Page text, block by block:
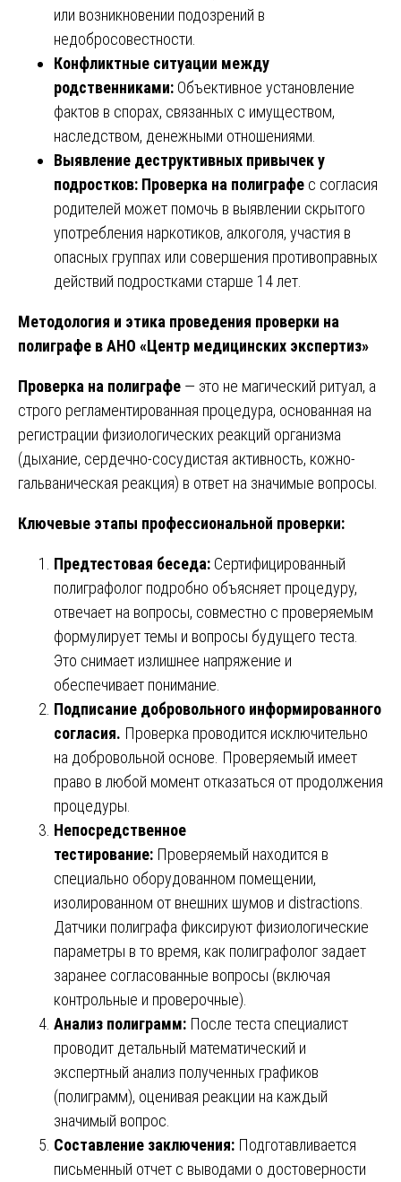
или возникновении подозрений в
недобросовестности.
Конфликтные ситуации между
родственниками: Объективное установление
фактов в спорах, связанных с имуществом,
наследством, денежными отношениями.
Выявление деструктивных привычек у
подростков: Проверка на полиграфе с согласия
родителей может помочь в выявлении скрытого
употребления наркотиков, алкоголя, участия в
опасных группах или совершения противоправных
действий подростками старше 14 лет.
Методология и этика проведения проверки на
полиграфе в АНО «Центр медицинских экспертиз»
Проверка на полиграфе — это не магический ритуал, а
строго регламентированная процедура, основанная на
регистрации физиологических реакций организма
(дыхание, сердечно-сосудистая активность, кожно-
гальваническая реакция) в ответ на значимые вопросы.
Ключевые этапы профессиональной проверки:
Предтестовая беседа: Сертифицированный
полиграфолог подробно объясняет процедуру,
отвечает на вопросы, совместно с проверяемым
формулирует темы и вопросы будущего теста.
Это снимает излишнее напряжение и
обеспечивает понимание.
Подписание добровольного информированного
согласия. Проверка проводится исключительно
на добровольной основе. Проверяемый имеет
право в любой момент отказаться от продолжения
процедуры.
Непосредственное
тестирование: Проверяемый находится в
специально оборудованном помещении,
изолированном от внешних шумов и distractions.
Датчики полиграфа фиксируют физиологические
параметры в то время, как полиграфолог задает
заранее согласованные вопросы (включая
контрольные и проверочные).
Анализ полиграмм: После теста специалист
проводит детальный математический и
экспертный анализ полученных графиков
(полиграмм), оценивая реакции на каждый
значимый вопрос.
Составление заключения: Подготавливается
письменный отчет с выводами о достоверности